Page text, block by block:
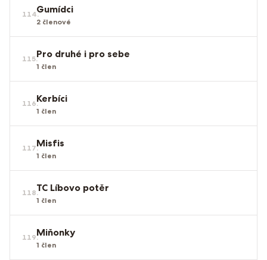
114.Gumídci
2 členové
115.Pro druhé i pro sebe
1 člen
116.Kerbíci
1 člen
117.Misfis
1 člen
118.TC Líbovo potěr
1 člen
119.Miňonky
1 člen